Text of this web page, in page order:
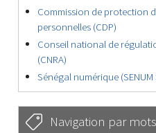
Commission de protection
personnelles (CDP)
Conseil national de
(CNRA)
Sénégal numérique (SENUM
Navigation par